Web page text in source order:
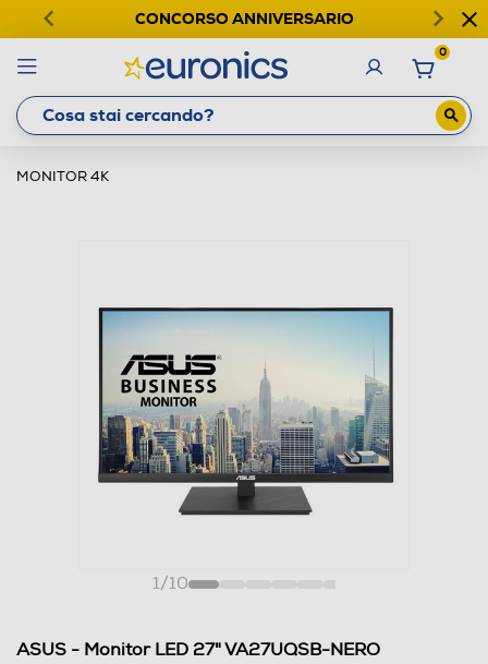
CONCORSO ANNIVERSARIO
0
MONITOR 4K
1/10
ASUS - Monitor LED 27" VA27UQSB-NERO